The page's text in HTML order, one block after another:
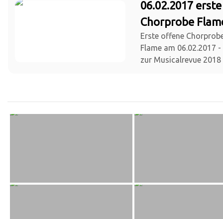
06.02.2017
Chorprobe
Erste offene
Flame am 06.02.2017
zur Musicalrevue 2018